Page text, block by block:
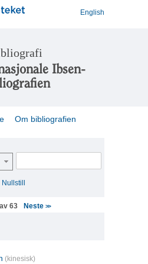
English
Ibsen-
Om bibliografien
Nullstill
63 Neste>>
(kinesisk)